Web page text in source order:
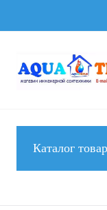
Каталог